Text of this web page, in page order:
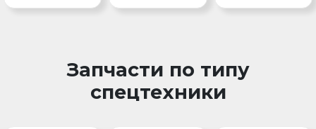
Запчасти по типу
спецтехники